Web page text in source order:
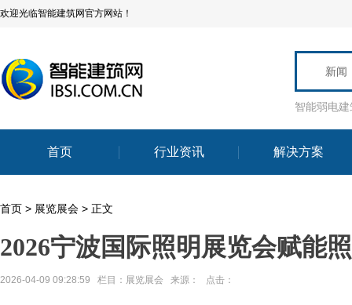
欢迎光临智能建筑网官方网站！
新闻
智能弱电建
首页 行业资讯 解决方案
首页 > 展览展会 > 正文
2026宁波国际照明展览会赋能
2026-04-09 09:28:59 栏目： 展览展会 来源： 点击：